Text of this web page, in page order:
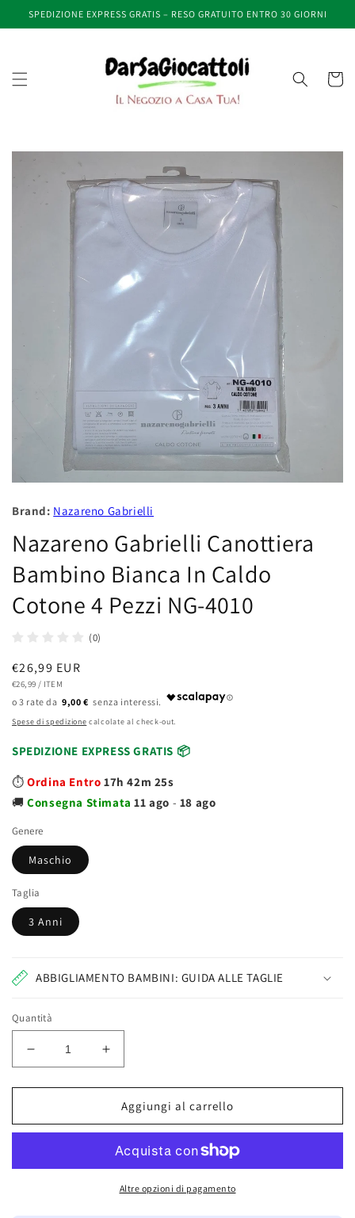
direttamente
ai contenuti
SPEDIZIONE EXPRESS GRATIS – RESO GRATUITO ENTRO 30 GIORNI
Carrello
Brand: Nazareno Gabrielli
Nazareno Gabrielli Canottiera
Bambino Bianca In Caldo
Cotone 4 Pezzi NG-4010
(0)
Prezzo
di
listino
€26,99 EUR
PREZZO
€26,99 / PER
ITEM
9,00 €
Spese di spedizione calcolate al check-out.
SPEDIZIONE EXPRESS GRATIS 📦
⏱️Ordina Entro 17h 42m 25s
🚚Consegna Stimata11 ago - 18 ago
Genere
Maschio
Taglia
3 Anni
ABBIGLIAMENTO BAMBINI: GUIDA ALLE TAGLIE
Quantità
Diminuisci
quantità
per
Gabrielli
Bianca
Aumenta
quantità
per
Nazareno
Gabrielli
Bambino
Bianca
Aggiungi al carrello
Altre opzioni di pagamento